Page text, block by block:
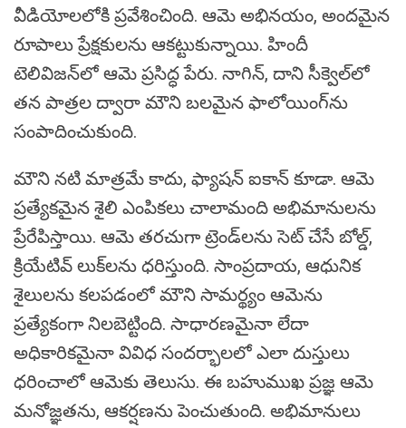
వీడియోలలోకి ప్రవేశించింది. ఆమె అభినయం, అందమైన
రూపాలు ప్రేక్షకులను ఆకట్టుకున్నాయి. హిందీ
టెలివిజన్‌లో ఆమె ప్రసిద్ధ పేరు. నాగిన్, దాని సీక్వెల్‌లో
తన పాత్రల ద్వారా మౌని బలమైన ఫాలోయింగ్‌ను
సంపాదించుకుంది.
మౌని నటి మాత్రమే కాదు, ఫ్యాషన్ ఐకాన్ కూడా. ఆమె
ప్రత్యేకమైన శైలి ఎంపికలు చాలామంది అభిమానులను
ప్రేరేపిస్తాయి. ఆమె తరచుగా ట్రెండ్‌లను సెట్ చేసే బోల్డ్,
క్రియేటివ్ లుక్‌లను ధరిస్తుంది. సాంప్రదాయ, ఆధునిక
శైలులను కలపడంలో మౌని సామర్థ్యం ఆమెను
ప్రత్యేకంగా నిలబెట్టింది. సాధారణమైనా లేదా
అధికారికమైనా వివిధ సందర్భాలలో ఎలా దుస్తులు
ధరించాలో ఆమెకు తెలుసు. ఈ బహుముఖ ప్రజ్ఞ ఆమె
మనోజ్ఞతను, ఆకర్షణను పెంచుతుంది. అభిమానులు